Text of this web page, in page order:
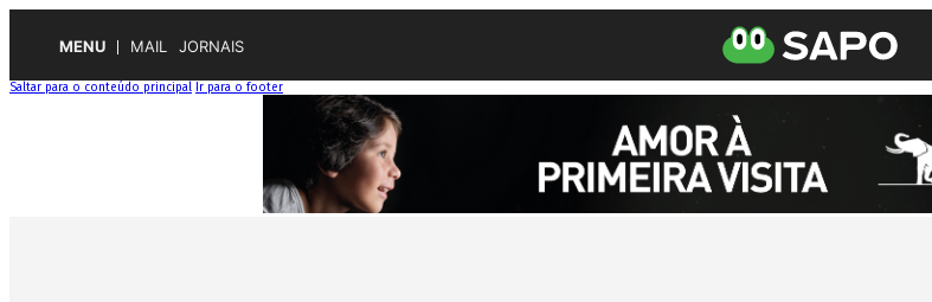
MENU MAIL JORNAIS
Saltar para o conteúdo principal Ir para o footer